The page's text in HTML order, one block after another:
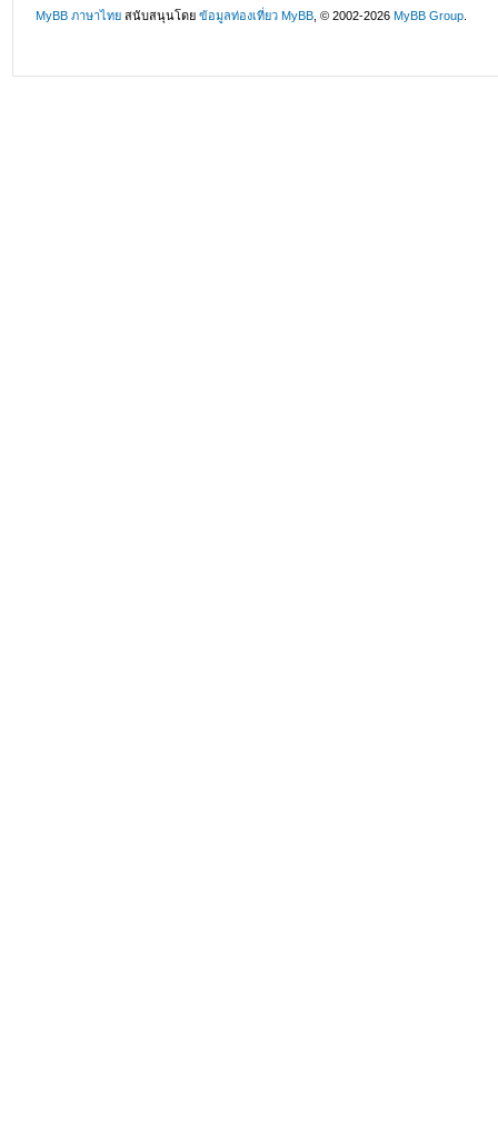
MyBB ภาษาไทย สนับสนุนโดยข้อมูลท่องเที่ยว MyBB , © 2002-2026MyBB Group